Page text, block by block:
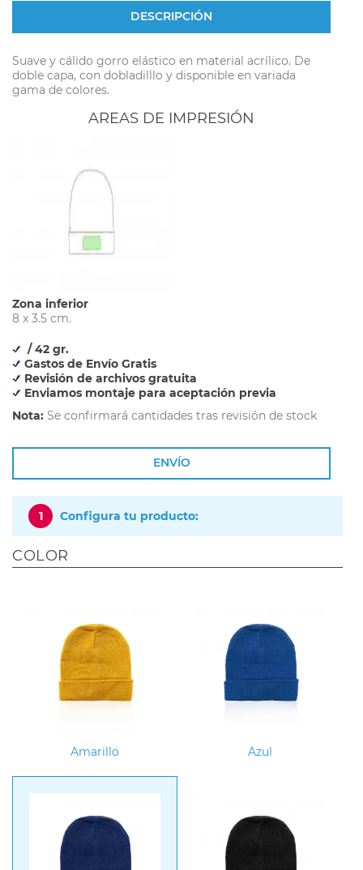
DESCRIPCIÓN
Suave y cálido gorro elástico en material acrílico. De
doble capa, con dobladilllo y disponible en variada
gama de colores.
AREAS DE IMPRESIÓN
Zona inferior
8 x 3.5 cm.
/ 42 gr.
Gastos de Envío Gratis
Revisión de archivos gratuita
Enviamos montaje para aceptación previa
Nota: Se confirmará cantidades tras revisión de stock
ENVÍO
1 Configura tu producto:
COLOR
Amarillo Azul